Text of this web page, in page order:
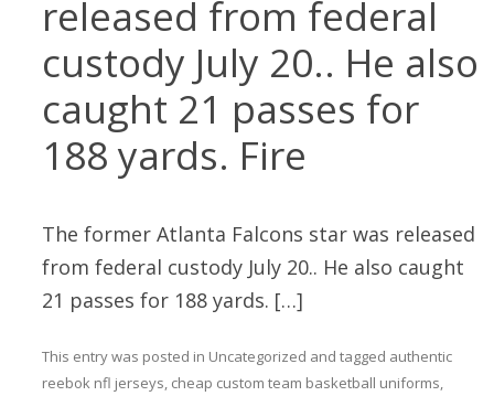
released from federal
custody July 20.. He also
caught 21 passes for
188 yards. Fire
The former Atlanta Falcons star was released
from federal custody July 20.. He also caught
21 passes for 188 yards. […]
This entry was posted in Uncategorized and tagged authentic
reebok nfl jerseys, cheap custom team basketball uniforms,